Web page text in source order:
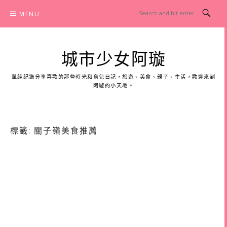
content
MENU
城市少女阿璇
單純紀錄分享喜歡的那些時光和育兒日記，旅遊、美食、親子、生活，歡迎來到
阿璇的小天地。
標籤: 關子嶺美食推薦